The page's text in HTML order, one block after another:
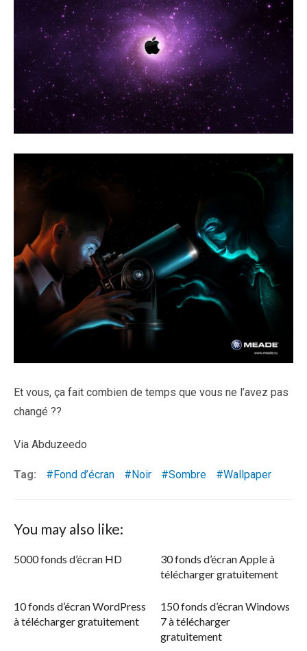
Et vous, ça fait combien de temps que vous ne l’avez pas
changé ??
Via Abduzeedo
Tag: Fond d’écran Noir Sombre Wallpaper
You may also like:
5000 fonds d’écran HD
30 fonds d’écran Apple à
télécharger gratuitement
10 fonds d’écran WordPress
à télécharger gratuitement
150 fonds d’écran Windows
7 à télécharger
gratuitement